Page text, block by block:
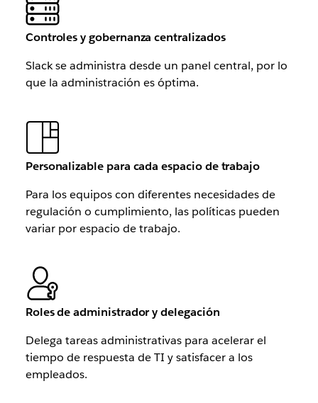
Controles y gobernanza centralizados
Slack se administra desde un panel central, por lo
que la administración es óptima.
Personalizable para cada espacio de trabajo
Para los equipos con diferentes necesidades de
regulación o cumplimiento, las políticas pueden
variar por espacio de trabajo.
Roles de administrador y delegación
Delega tareas administrativas para acelerar el
tiempo de respuesta de TI y satisfacer a los
empleados.